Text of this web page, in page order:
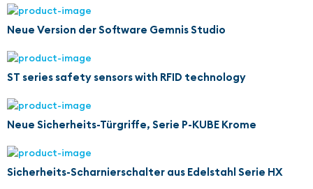
Neue Version der Software Gemnis Studio
ST series safety sensors with RFID technology
Neue Sicherheits-Türgriffe, Serie P-KUBE Krome
Sicherheits-Scharnierschalter aus Edelstahl Serie HX